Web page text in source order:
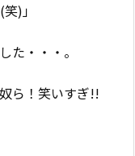
)」
た・・・。
ら！笑いすぎ!!